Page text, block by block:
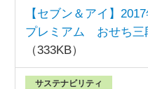
【セブン＆アイ】
プレミアム おせち三
（333KB）
サステナビリティ